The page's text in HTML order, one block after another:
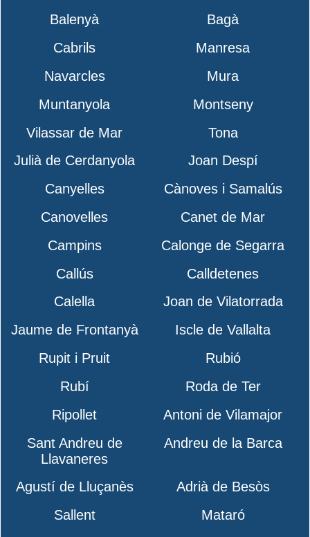
Balenyà
Bagà
Cabrils
Manresa
Navarcles
Mura
Muntanyola
Montseny
Vilassar de Mar
Tona
Julià de Cerdanyola
Joan Despí
Canyelles
Cànoves i Samalús
Canovelles
Canet de Mar
Campins
Calonge de Segarra
Callús
Calldetenes
Calella
Joan de Vilatorrada
Jaume de Frontanyà
Iscle de Vallalta
Rupit i Pruit
Rubió
Rubí
Roda de Ter
Ripollet
Antoni de Vilamajor
Sant Andreu de
Llavaneres
Andreu de la Barca
Agustí de Lluçanès
Adrià de Besòs
Sallent
Mataró